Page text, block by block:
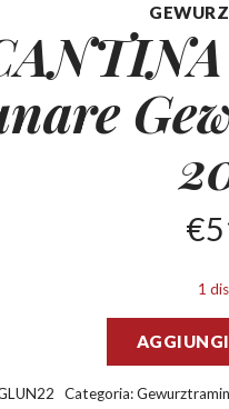
€
1
Categoria: